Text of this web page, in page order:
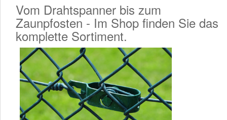
Vom Drahtspanner bis zum
Zaunpfosten - Im Shop finden Sie das
komplette Sortiment.